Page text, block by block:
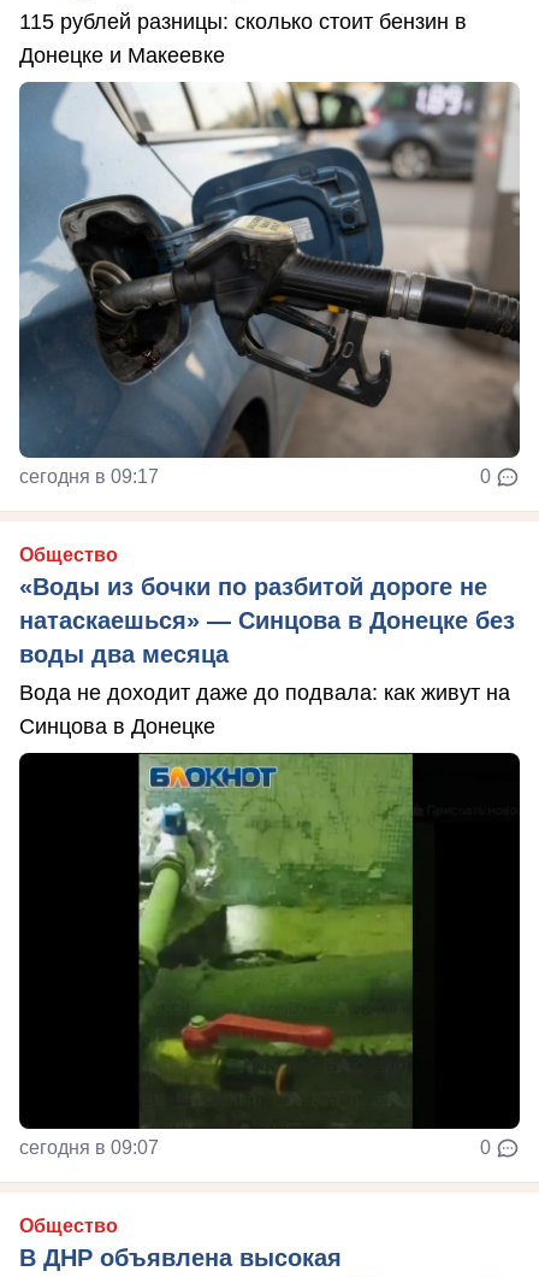
115 рублей разницы: сколько стоит бензин в
Донецке и Макеевке
сегодня в 09:17 0
Общество
«Воды из бочки по разбитой дороге не
натаскаешься» — Синцова в Донецке без
воды два месяца
Вода не доходит даже до подвала: как живут на
Синцова в Донецке
сегодня в 09:07 0
Общество
В ДНР объявлена высокая